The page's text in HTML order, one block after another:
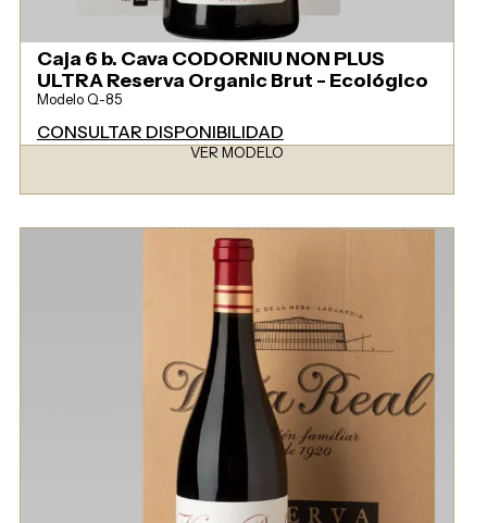
Caja 6 b. Cava CODORNIU NON PLUS
ULTRA Reserva Organic Brut - Ecológico
Modelo Q-85
CONSULTAR DISPONIBILIDAD
VER MODELO